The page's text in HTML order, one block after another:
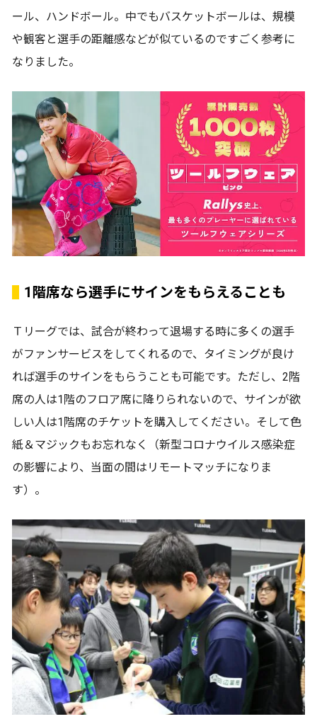
ール、ハンドボール。中でもバスケットボールは、規模
や観客と選手の距離感などが似ているのですごく参考に
なりました。
1階席なら選手にサインをもらえることも
Ｔリーグでは、試合が終わって退場する時に多くの選手
がファンサービスをしてくれるので、タイミングが良け
れば選手のサインをもらうことも可能です。ただし、2階
席の人は1階のフロア席に降りられないので、サインが欲
しい人は1階席のチケットを購入してください。そして色
紙＆マジックもお忘れなく（新型コロナウイルス感染症
の影響により、当面の間はリモートマッチになりま
す）。